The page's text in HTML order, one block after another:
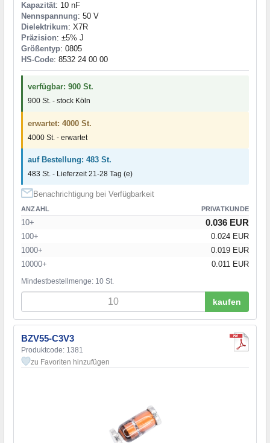
Kapazität: 10 nF
Nennspannung: 50 V
Dielektrikum: X7R
Präzision: ±5% J
Größentyp: 0805
HS-Code: 8532 24 00 00
verfügbar: 900 St.
900 St. - stock Köln
erwartet: 4000 St.
4000 St. - erwartet
auf Bestellung: 483 St.
483 St. - Lieferzeit 21-28 Tag (e)
Benachrichtigung bei Verfügbarkeit
ANZAHL PRIVATKUNDE
10+ 0.036 EUR
100+
0.024 EUR
1000+
0.019 EUR
10000+
0.011 EUR
Mindestbestellmenge: 10 St.
kaufen
BZV55-C3V3
Produktcode: 1381
zu Favoriten hinzufügen